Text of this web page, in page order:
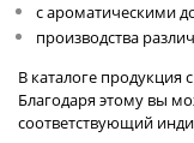
с ароматическими
производства
В каталоге
Благодаря этому вы
соответствующий